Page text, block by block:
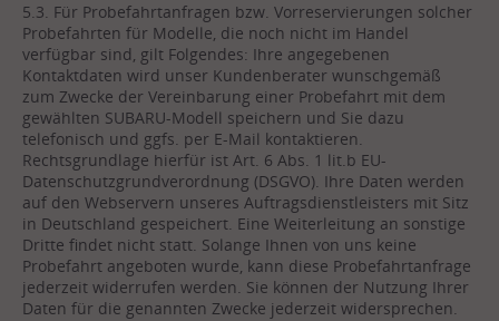
5.3. Für Probefahrtanfragen bzw. Vorreservierungen solcher
Probefahrten für Modelle, die noch nicht im Handel
verfügbar sind, gilt Folgendes: Ihre angegebenen
Kontaktdaten wird unser Kundenberater wunschgemäß
zum Zwecke der Vereinbarung einer Probefahrt mit dem
gewählten SUBARU-Modell speichern und Sie dazu
telefonisch und ggfs. per E-Mail kontaktieren.
Rechtsgrundlage hierfür ist Art. 6 Abs. 1 lit.b EU-
Datenschutzgrundverordnung (DSGVO). Ihre Daten werden
auf den Webservern unseres Auftragsdienstleisters mit Sitz
in Deutschland gespeichert. Eine Weiterleitung an sonstige
Dritte findet nicht statt. Solange Ihnen von uns keine
Probefahrt angeboten wurde, kann diese Probefahrtanfrage
jederzeit widerrufen werden. Sie können der Nutzung Ihrer
Daten für die genannten Zwecke jederzeit widersprechen.